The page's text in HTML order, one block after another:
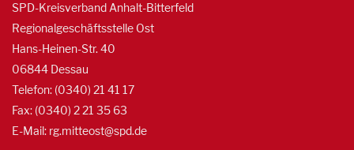
SPD-Kreisverband Anhalt-Bitterfeld
Regionalgeschäftsstelle Ost
Hans-Heinen-Str. 40
06844 Dessau
Telefon: (0340) 21 41 17
Fax: (0340) 2 21 35 63
E-Mail: rg.mitteost@spd.de